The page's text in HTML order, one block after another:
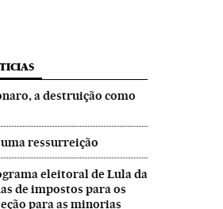
a destruição como
ressurreição
eleitoral de Lula da
de impostos para os
para as minorias